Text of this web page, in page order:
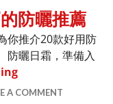
防曬推薦
你推介20款好用防
防曬日霜，準備入
防曬2023 | 20款評
A COMMENT